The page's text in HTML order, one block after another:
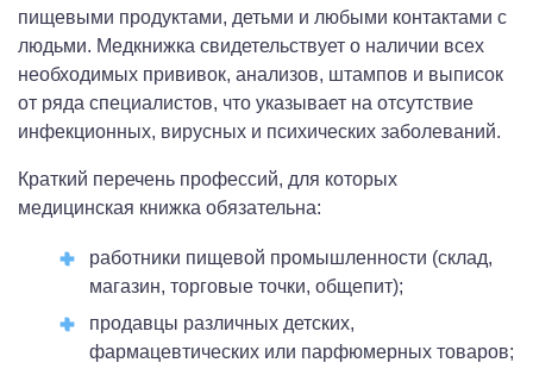
пищевыми продуктами, детьми и любыми контактами с
людьми. Медкнижка свидетельствует о наличии всех
необходимых прививок, анализов, штампов и выписок
от ряда специалистов, что указывает на отсутствие
инфекционных, вирусных и психических заболеваний.
Краткий перечень профессий, для которых
медицинская книжка обязательна:
работники пищевой промышленности (склад,
магазин, торговые точки, общепит);
продавцы различных детских,
фармацевтических или парфюмерных товаров;